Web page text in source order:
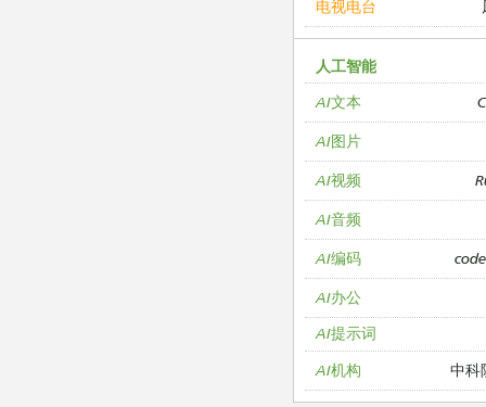
电视电台
人工智能
AI文本
AI图片
AI视频
AI音频
AI编码
AI办公
AI提示词
AI机构
中科